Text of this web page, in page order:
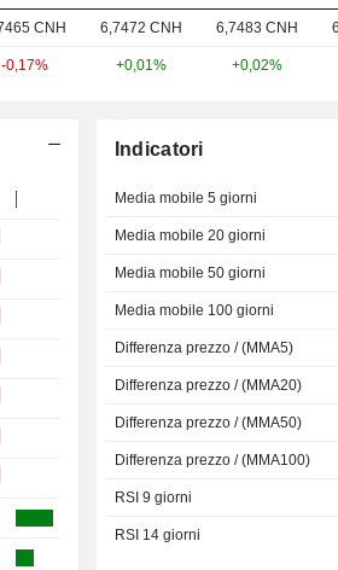
CNH 6,7472 CNH 6,7483 CNH
-0,17% +0,01% +0,02%
Indicatori
Media mobile 5 giorni
Media mobile 20 giorni
Media mobile 50 giorni
Media mobile 100 giorni
Differenza prezzo / (MMA5)
Differenza prezzo / (MMA20)
Differenza prezzo / (MMA50)
Differenza prezzo / (MMA100)
RSI 9 giorni
RSI 14 giorni